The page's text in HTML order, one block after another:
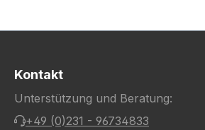
Kontakt
Unterstützung und Beratung:
+49 (0)231 - 96734833